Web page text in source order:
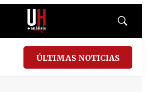
Mostrar
ÚLTIMAS NOTICIAS